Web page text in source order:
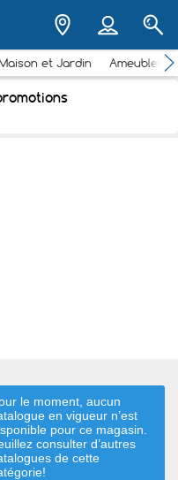
et Jardin
le moment, aucun
en vigueur n’est
pour ce magasin.
consulter d’autres
de cette
!